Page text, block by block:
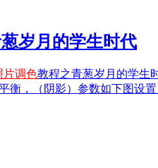
岁月的学生时代
片调色教程之青葱岁月的学生
衡，（阴影）参数如下图设